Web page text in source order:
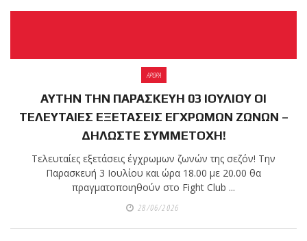
ΑΡΘΡΑ
ΑΥΤΗΝ ΤΗΝ ΠΑΡΑΣΚΕΥΗ 03 ΙΟΥΛΙΟΥ ΟΙ
ΤΕΛΕΥΤΑΙΕΣ ΕΞΕΤΑΣΕΙΣ ΕΓΧΡΩΜΩΝ ΖΩΝΩΝ –
ΔΗΛΩΣΤΕ ΣΥΜΜΕΤΟΧΗ!
Τελευταίες εξετάσεις έγχρωμων ζωνών της σεζόν! Την
Παρασκευή 3 Ιουλίου και ώρα 18.00 με 20.00 θα
πραγματοποιηθούν στο Fight Club ...
28/06/2026